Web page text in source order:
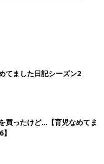
てました日記シーズン2
買ったけど…【育児なめてま